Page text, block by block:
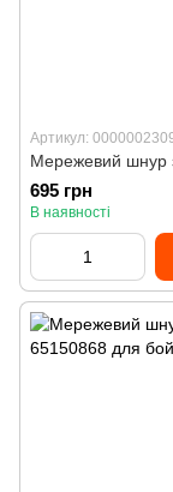
Артикул:
Мережевий шнур
695 грн
В наявності